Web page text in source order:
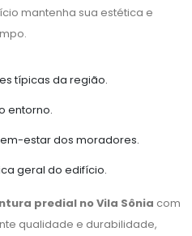
mantenha sua estética e
típicas da região.
entorno.
estar dos moradores.
geral do edifício.
predial no Vila Sônia com
qualidade e durabilidade,